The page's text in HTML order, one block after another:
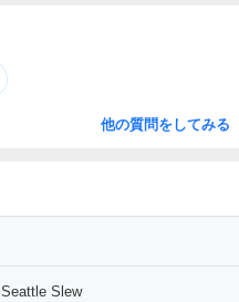
他の質問をしてみる
Seattle Slew